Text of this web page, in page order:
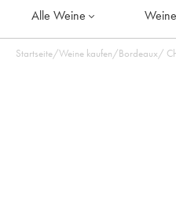
Alle Weine
Startseite/Weine kaufen/Bordeaux/